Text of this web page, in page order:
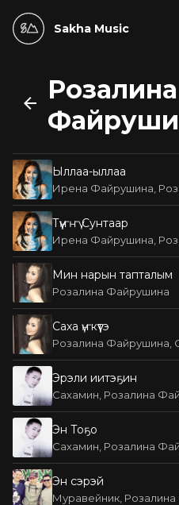
Sakha Music
Розалина
Ыллаа-ыллаа
Ирена Файрушина,
Түүҥҥү Сунтаар
Ирена Файрушина,
Мин нарын тапталым
Розалина Файрушина
Саха үҥкүүтэ
Розалина Файрушина,
Эрэли иитэҕин
Сахамин, Розалина
Эн Тоҕо
Сахамин, Розалина
Эн сэрэй
Муравейник,